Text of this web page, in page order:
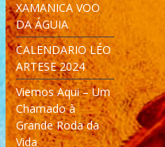
XAMANICA VOO
DA ÁGUIA
CALENDARIO LÉO
ARTESE 2024
Viemos Aqui – Um
Chamado à
Grande Roda da
Vida